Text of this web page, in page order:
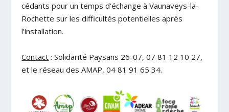
cédants pour un temps d’échange à Vaunaveys-la-
Rochette sur les difficultés potentielles après
l’installation.
Contact : Solidarité Paysans 26-07, 07 81 12 10 27,
et le réseau des AMAP, 04 81 91 65 34.